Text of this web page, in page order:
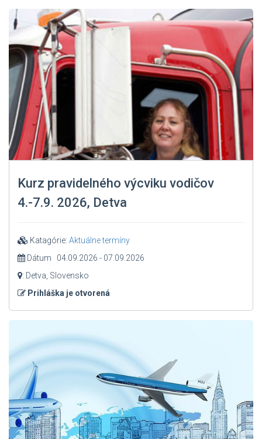
Kurz pravidelného výcviku vodičov
4.-7.9. 2026, Detva
Katagórie: Aktuálne termíny
Dátum 04.09.2026 - 07.09.2026
: Detva, Slovensko
Prihláška je otvorená